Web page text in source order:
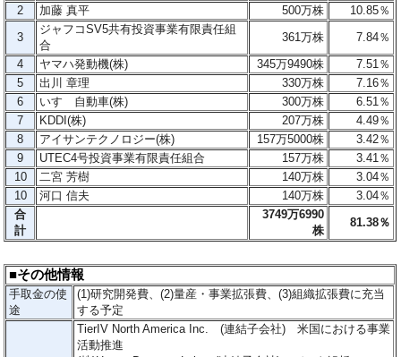
2
加藤 真平 500万株
10.85％
3
ジャフコSV5共有投資事業有限責任組
合
361万株
7.84％
4
ヤマハ発動機(株) 345万9490株
7.51％
5
出川 章理 330万株
7.16％
6
いすゞ自動車(株) 300万株
6.51％
7
KDDI(株) 207万株
4.49％
8
アイサンテクノロジー(株) 157万5000株
3.42％
9
UTEC4号投資事業有限責任組合 157万株
3.41％
10
二宮 芳樹 140万株
3.04％
10
河口 信夫 140万株
3.04％
合
計
3749万6990
株
81.38％
■その他情報
手取金の使
途
(1)研究開発費、(2)量産・事業拡張費、(3)組織拡張費に充当
する予定
TierIV North America Inc. (連結子会社) 米国における事業
活動推進